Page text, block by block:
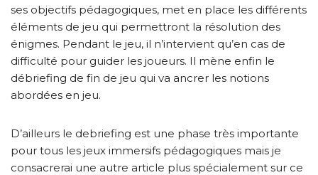
ses objectifs pédagogiques, met en place les différents
éléments de jeu qui permettront la résolution des
énigmes. Pendant le jeu, il n’intervient qu’en cas de
difficulté pour guider les joueurs. Il mène enfin le
débriefing de fin de jeu qui va ancrer les notions
abordées en jeu.
D’ailleurs le debriefing est une phase très importante
pour tous les jeux immersifs pédagogiques mais je
consacrerai une autre article plus spécialement sur ce